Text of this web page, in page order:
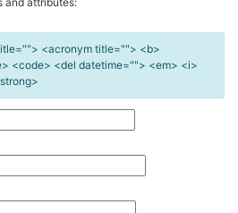
<acronym title=""> <b>
<code> <del datetime=""> <em> <i>